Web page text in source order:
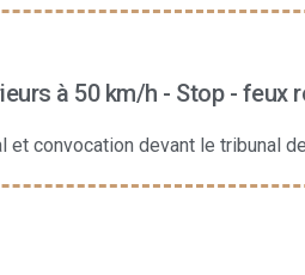
à 50 km/h - Stop - feux
et convocation devant le tribunal